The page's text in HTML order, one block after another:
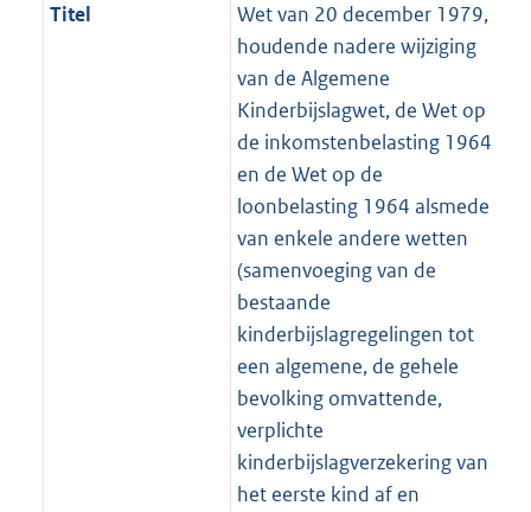
Titel
Wet van 20 december 1979,
houdende nadere wijziging
van de Algemene
Kinderbijslagwet, de Wet op
de inkomstenbelasting 1964
en de Wet op de
loonbelasting 1964 alsmede
van enkele andere wetten
(samenvoeging van de
bestaande
kinderbijslagregelingen tot
een algemene, de gehele
bevolking omvattende,
verplichte
kinderbijslagverzekering van
het eerste kind af en